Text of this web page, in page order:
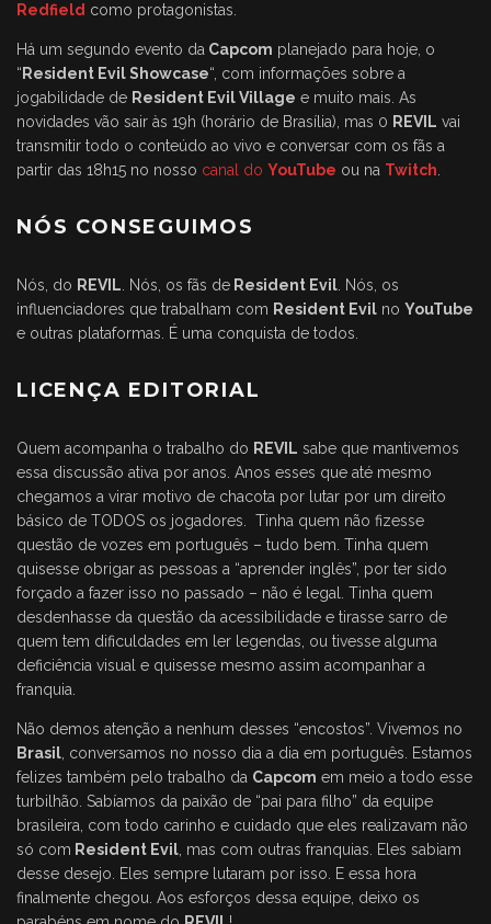
Redfield como protagonistas.
Há um segundo evento da Capcom planejado para hoje, o
“ Resident Evil Showcase“, com informações sobre a
jogabilidade de Resident Evil Village e muito mais. As
novidades vão sair às 19h (horário de Brasília), mas 0 REVIL vai
transmitir todo o conteúdo ao vivo e conversar com os fãs a
partir das 18h15 no nosso canal do YouTube ou na Twitch
NÓS CONSEGUIMOS
Nós, do REVIL . Nós, os fãs de Resident Evil . Nós, os
influenciadores que trabalham com Resident Evil no YouTube
e outras plataformas. É uma conquista de todos.
LICENÇA EDITORIAL
Quem acompanha o trabalho do REVIL sabe que mantivemos
essa discussão ativa por anos. Anos esses que até mesmo
chegamos a virar motivo de chacota por lutar por um direito
básico de TODOS os jogadores. Tinha quem não fizesse
questão de vozes em português – tudo bem. Tinha quem
quisesse obrigar as pessoas a “aprender inglês”, por ter sido
forçado a fazer isso no passado – não é legal. Tinha quem
desdenhasse da questão da acessibilidade e tirasse sarro de
quem tem dificuldades em ler legendas, ou tivesse alguma
deficiência visual e quisesse mesmo assim acompanhar a
franquia.
Não demos atenção a nenhum desses “encostos”. Vivemos no
Brasil , conversamos no nosso dia a dia em português. Estamos
felizes também pelo trabalho da Capcom em meio a todo esse
turbilhão. Sabíamos da paixão de “pai para filho” da equipe
brasileira, com todo carinho e cuidado que eles realizavam não
só com Resident Evil , mas com outras franquias. Eles sabiam
desse desejo. Eles sempre lutaram por isso. E essa hora
finalmente chegou. Aos esforços dessa equipe, deixo os